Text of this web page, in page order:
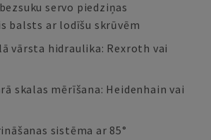
servo piedziņas
balsts ar lodīšu skrūvēm
vārsta hidraulika: Rexroth vai
skalas mērīšana: Heidenhain vai
sistēma ar 85°